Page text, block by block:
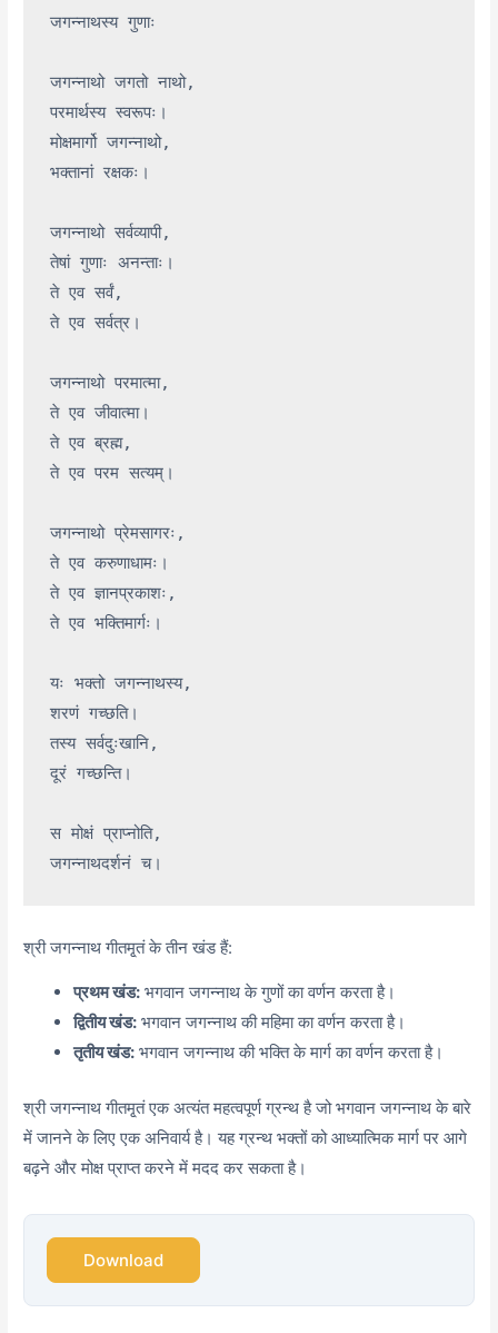
जगन्नाथस्य गुणाः
जगन्नाथो जगतो नाथो,
परमार्थस्य स्वरूपः।
मोक्षमार्गो जगन्नाथो,
भक्तानां रक्षकः।
जगन्नाथो सर्वव्यापी,
तेषां गुणाः अनन्ताः।
ते एव सर्वं,
ते एव सर्वत्र।
जगन्नाथो परमात्मा,
ते एव जीवात्मा।
ते एव ब्रह्म,
ते एव परम सत्यम्।
जगन्नाथो प्रेमसागरः,
ते एव करुणाधामः।
ते एव ज्ञानप्रकाशः,
ते एव भक्तिमार्गः।
यः भक्तो जगन्नाथस्य,
शरणं गच्छति।
तस्य सर्वदुःखानि,
दूरं गच्छन्ति।
स मोक्षं प्राप्नोति,
श्री जगन्नाथ गीतमृ्तं के तीन खंड हैं:
प्रथम खंड: भगवान जगन्नाथ के गुणों का वर्णन करता है।
द्वितीय खंड: भगवान जगन्नाथ की महिमा का वर्णन करता है।
तृतीय खंड: भगवान जगन्नाथ की भक्ति के मार्ग का वर्णन करता है।
श्री जगन्नाथ गीतमृ्तं एक अत्यंत महत्वपूर्ण ग्रन्थ है जो भगवान जगन्नाथ के बारे
में जानने के लिए एक अनिवार्य है। यह ग्रन्थ भक्तों को आध्यात्मिक मार्ग पर आगे
बढ़ने और मोक्ष प्राप्त करने में मदद कर सकता है।
Download